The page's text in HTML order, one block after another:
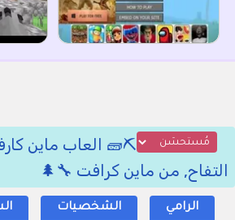
⛏️🧱 العاب ماين
التفاح, من ماين كرافت 🔧🌲
الرامي الشخصيات